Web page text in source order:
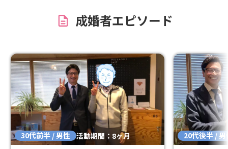
成婚者エピソード
30代前半 / 男性 活動期間：8ヶ月
20代後半 / 男